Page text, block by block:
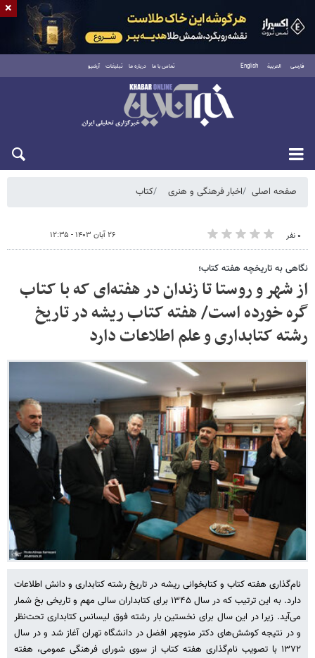
فارسی العربية English تماس با ما درباره ما تبلیغات آرشیو
شنبه ۱۷ مرداد ۱۴۰۵
صفحه اصلی اخبار فرهنگی و هنری کتاب
۰ نفر ۲۶ آبان ۱۴۰۳ - ۱۲:۳۵
نگاهی به تاریخچه هفته کتاب؛
از شهر و روستا تا زندان در هفته‌ای که با کتاب
گره خورده است/ هفته کتاب ریشه در تاریخ
رشته کتابداری و علم اطلاعات دارد
نام‌گذاری هفته کتاب و کتابخوانی ریشه در تاریخ رشته کتابداری و دانش اطلاعات
دارد. به این ترتیب که در سال ۱۳۴۵ برای کتابداران سالی مهم و تاریخی بخ شمار
می‌آید. زیرا در این سال برای نخستین بار رشته فوق لیسانس کتابداری تحت‌نظر
و در نتیجه کوشش‌های دکتر منوچهر افضل در دانشگاه تهران آغاز شد و در سال
۱۳۷۲ با تصویب نام‌گذاری هفته کتاب از سوی شورای فرهنگی عمومی، هفته
×